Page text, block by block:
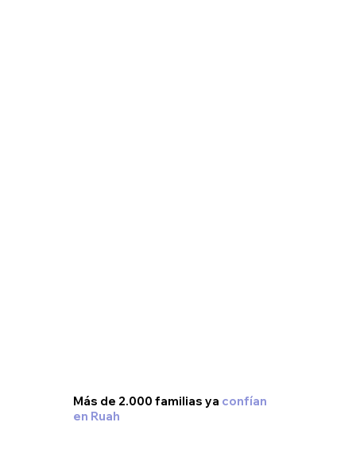
Más de 2.000 familias ya confían
en Ruah